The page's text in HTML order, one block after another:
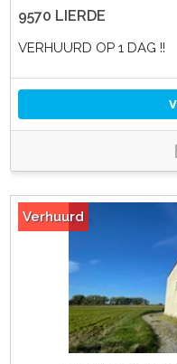
9570 LIERDE
VERHUURD OP 1 DAG !!
Verhuurd